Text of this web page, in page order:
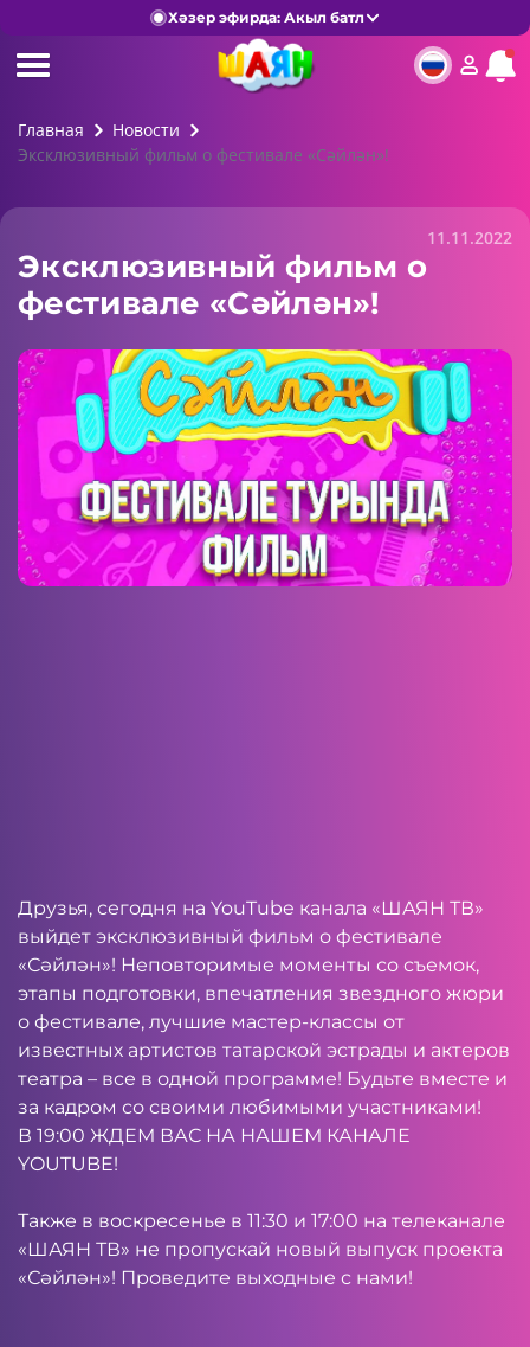
Хәзер эфирда: Акыл батл
Главная
Новости
Эксклюзивный фильм о фестивале «Сәйлән»!
11.11.2022
Эксклюзивный фильм о
фестивале «Сәйлән»!
Друзья, сегодня на YouTube канала «ШАЯН ТВ»
выйдет эксклюзивный фильм о фестивале
«Сәйлән»! Неповторимые моменты со съемок,
этапы подготовки, впечатления звездного жюри
о фестивале, лучшие мастер-классы от
известных артистов татарской эстрады и актеров
театра – все в одной программе! Будьте вместе и
за кадром со своими любимыми участниками!
В 19:00 ЖДЕМ ВАС НА НАШЕМ КАНАЛЕ
YOUTUBE!
Также в воскресенье в 11:30 и 17:00 на телеканале
«ШАЯН ТВ» не пропускай новый выпуск проекта
«Сәйлән»! Проведите выходные с нами!